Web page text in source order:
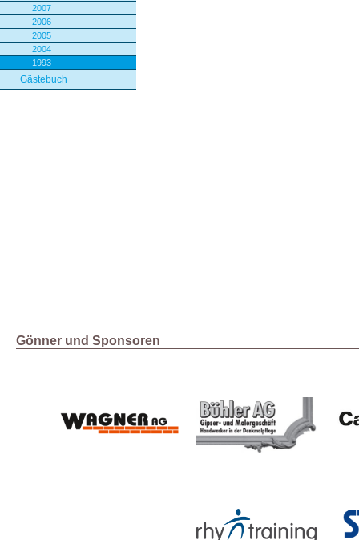
2007
2006
2005
2004
1993
Gästebuch
Gönner und Sponsoren